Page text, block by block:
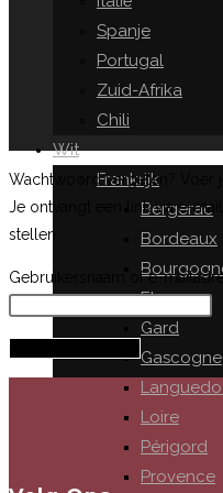
Spanje
Portugal
Zuid-Afrika
Chili
Wit
Frankrijk
Bergerac
Bordeaux
Elzas
Gard
Gascogne
Loire
Périgord
Provence
Wachtwoord vergeten? Voer
Je ontvangt een link via e-
stellen.
Gebruikersnaam of e-